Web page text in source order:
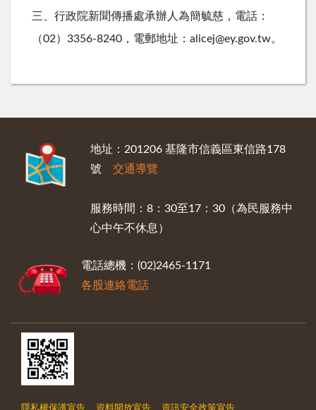
三、行政院新聞傳播處承辦人為簡毓慈，電話：
（02）3356-8240，電郵地址：alicej@ey.gov.tw。
地址：201206 基隆市信義區東信路178
號 交通導覽
服務時間：8：30至17：30（為民服務中
心中午不休息）
電話總機：(02)2465-1171
各股連絡電話